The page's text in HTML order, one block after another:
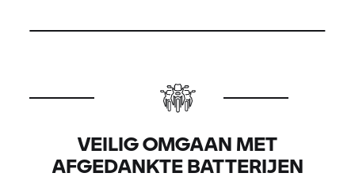
VEILIG OMGAAN MET
AFGEDANKTE BATTERIJEN